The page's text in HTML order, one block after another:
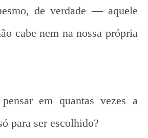
de verdade — aquele
cabe nem na nossa própria
em quantas vezes a
para ser escolhido?